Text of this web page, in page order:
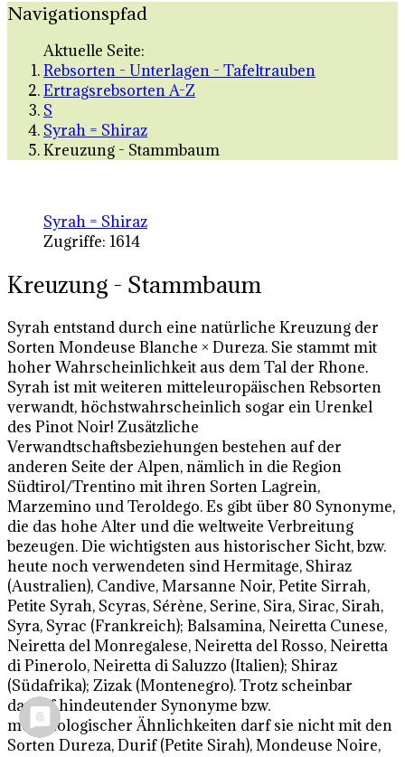
Navigationspfad
Aktuelle Seite:
Rebsorten - Unterlagen - Tafeltrauben
Ertragsrebsorten A-Z
S
Syrah = Shiraz
Kreuzung - Stammbaum
Syrah = Shiraz
Zugriffe: 1614
Kreuzung - Stammbaum
Syrah entstand durch eine natürliche Kreuzung der
Sorten Mondeuse Blanche × Dureza. Sie stammt mit
hoher Wahrscheinlichkeit aus dem Tal der Rhone.
Syrah ist mit weiteren mitteleuropäischen Rebsorten
verwandt, höchstwahrscheinlich sogar ein Urenkel
des Pinot Noir! Zusätzliche
Verwandtschaftsbeziehungen bestehen auf der
anderen Seite der Alpen, nämlich in die Region
Südtirol/Trentino mit ihren Sorten Lagrein,
Marzemino und Teroldego. Es gibt über 80 Synonyme,
die das hohe Alter und die weltweite Verbreitung
bezeugen. Die wichtigsten aus historischer Sicht, bzw.
heute noch verwendeten sind Hermitage, Shiraz
(Australien), Candive, Marsanne Noir, Petite Sirrah,
Petite Syrah, Scyras, Sérène, Serine, Sira, Sirac, Sirah,
Syra, Syrac (Frankreich); Balsamina, Neiretta Cunese,
Neiretta del Monregalese, Neiretta del Rosso, Neiretta
di Pinerolo, Neiretta di Saluzzo (Italien); Shiraz
(Südafrika); Zizak (Montenegro). Trotz scheinbar
darauf hindeutender Synonyme bzw.
morphologischer Ähnlichkeiten darf sie nicht mit den
Sorten Dureza, Durif (Petite Sirah), Mondeuse Noire,